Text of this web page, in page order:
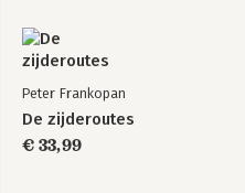
Peter Frankopan
De zijderoutes
€ 33,99